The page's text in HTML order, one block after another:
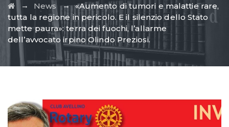
→ News→«Aumento di tumori e malattie rare,
tutta la regione in pericolo. E il silenzio dello Stato
mette paura»: terra dei fuochi, l’allarme
dell’avvocato irpino Olindo Preziosi.